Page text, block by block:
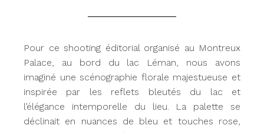
Pour ce shooting éditorial organisé au Montreux
Palace, au bord du lac Léman, nous avons
imaginé une scénographie florale majestueuse et
inspirée par les reflets bleutés du lac et
l’élégance intemporelle du lieu. La palette se
déclinait en nuances de bleu et touches rose,